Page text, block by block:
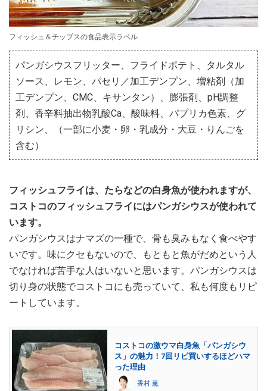
フィッシュ＆チップスの食品表示ラベル
パンガシウスフリッター、フライドポテト、タルタル
ソース、レモン、パセリ／加工デンプン、増粘剤（加
工デンプン、CMC、キサンタン）、膨張剤、pH調整
剤、香辛料抽出物乳酸Ca、酸味料、パプリカ色素、グ
リシン、（一部に小麦・卵・乳成分・大豆・りんごを
含む）
フィッシュフライは、たらなどの白身魚が使われますが、
コストコのフィッシュフライにはパンガシウスが使われて
います。
パンガシウスはナマズの一種で、骨も臭みもなく食べやす
いです。味にクセもないので、もともと魚がだめという人
でなければ苦手な人はいないと思います。パンガシウスは
切り身の状態でコストコにも売っていて、私も何度もリピ
ートしています。
コストコの激ウマ白身魚「パンガシウ
ス」の魅力！7回リピ買いするほどハマ
った理由
香村 薫